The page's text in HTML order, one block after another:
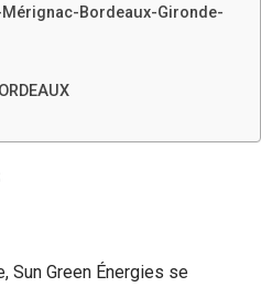
Mérignac-Bordeaux-Gironde-
Sun Green Énergies se